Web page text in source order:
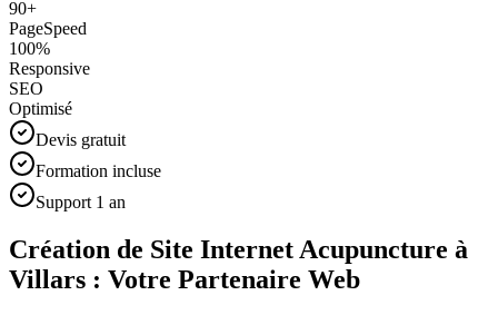
90+
PageSpeed
100%
Responsive
SEO
Optimisé
Devis gratuit
Formation incluse
Support 1 an
Création de Site Internet Acupuncture à
Villars : Votre Partenaire Web